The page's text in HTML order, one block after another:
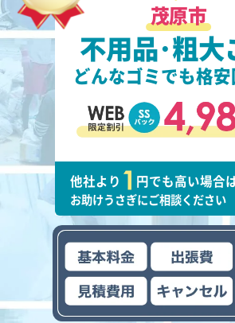
茂原市
不用品･粗大
どんなゴミでも格安
他社より 円でも高い場合
お助けうさぎにご相談ください